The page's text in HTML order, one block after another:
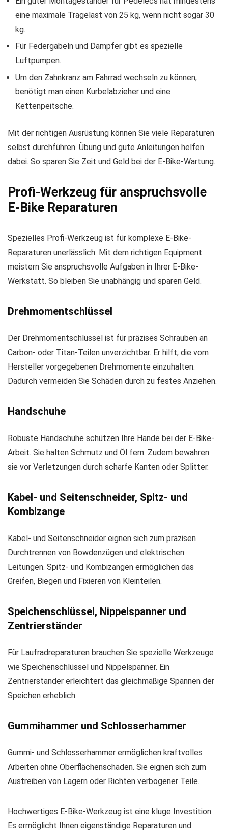
eine maximale Tragelast von 25 kg, wenn nicht sogar 30
kg.
Für Federgabeln und Dämpfer gibt es spezielle
Luftpumpen.
Um den Zahnkranz am Fahrrad wechseln zu können,
benötigt man einen Kurbelabzieher und eine
Kettenpeitsche.
Mit der richtigen Ausrüstung können Sie viele Reparaturen
selbst durchführen. Übung und gute Anleitungen helfen
dabei. So sparen Sie Zeit und Geld bei der E-Bike-Wartung.
Profi-Werkzeug für anspruchsvolle
E-Bike Reparaturen
Spezielles Profi-Werkzeug ist für komplexe E-Bike-
Reparaturen unerlässlich. Mit dem richtigen Equipment
meistern Sie anspruchsvolle Aufgaben in Ihrer E-Bike-
Werkstatt. So bleiben Sie unabhängig und sparen Geld.
Drehmomentschlüssel
Der Drehmomentschlüssel ist für präzises Schrauben an
Carbon- oder Titan-Teilen unverzichtbar. Er hilft, die vom
Hersteller vorgegebenen Drehmomente einzuhalten.
Dadurch vermeiden Sie Schäden durch zu festes Anziehen.
Handschuhe
Robuste Handschuhe schützen Ihre Hände bei der E-Bike-
Arbeit. Sie halten Schmutz und Öl fern. Zudem bewahren
sie vor Verletzungen durch scharfe Kanten oder Splitter.
Kabel- und Seitenschneider, Spitz- und
Kombizange
Kabel- und Seitenschneider eignen sich zum präzisen
Durchtrennen von Bowdenzügen und elektrischen
Leitungen. Spitz- und Kombizangen ermöglichen das
Greifen, Biegen und Fixieren von Kleinteilen.
Speichenschlüssel, Nippelspanner und
Zentrierständer
Für Laufradreparaturen brauchen Sie spezielle Werkzeuge
wie Speichenschlüssel und Nippelspanner. Ein
Zentrierständer erleichtert das gleichmäßige Spannen der
Speichen erheblich.
Gummihammer und Schlosserhammer
Gummi- und Schlosserhammer ermöglichen kraftvolles
Arbeiten ohne Oberflächenschäden. Sie eignen sich zum
Austreiben von Lagern oder Richten verbogener Teile.
Hochwertiges E-Bike-Werkzeug ist eine kluge Investition.
Es ermöglicht Ihnen eigenständige Reparaturen und